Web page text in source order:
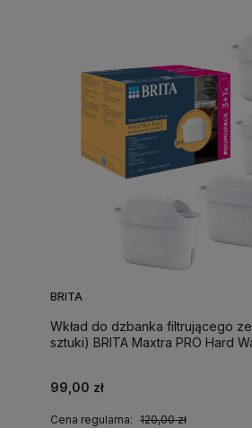
BRITA
Wkład do dzbanka filtrującego
sztuki) BRITA Maxtra PRO Hard
99,00 zł
Cena regularna: 120,00 zł